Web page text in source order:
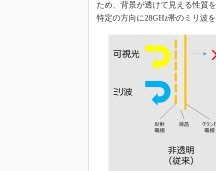
ため、背景が透けて見える性質
特定の方向に28GHz帯のミリ波を